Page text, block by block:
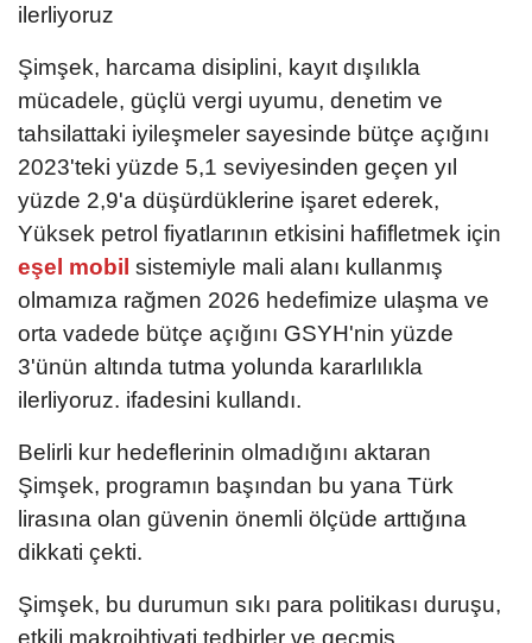
ilerliyoruz
Şimşek, harcama disiplini, kayıt dışılıkla
mücadele, güçlü vergi uyumu, denetim ve
tahsilattaki iyileşmeler sayesinde bütçe açığını
2023'teki yüzde 5,1 seviyesinden geçen yıl
yüzde 2,9'a düşürdüklerine işaret ederek,
Yüksek petrol fiyatlarının etkisini hafifletmek için
eşel mobil sistemiyle mali alanı kullanmış
olmamıza rağmen 2026 hedefimize ulaşma ve
orta vadede bütçe açığını GSYH'nin yüzde
3'ünün altında tutma yolunda kararlılıkla
ilerliyoruz. ifadesini kullandı.
Belirli kur hedeflerinin olmadığını aktaran
Şimşek, programın başından bu yana Türk
lirasına olan güvenin önemli ölçüde arttığına
dikkati çekti.
Şimşek, bu durumun sıkı para politikası duruşu,
etkili makroihtiyati tedbirler ve geçmiş